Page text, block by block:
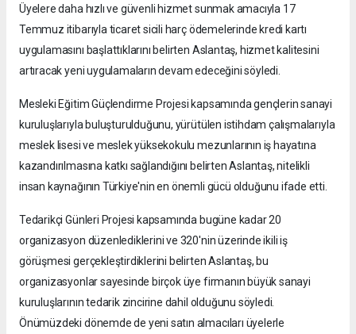
Üyelere daha hızlı ve güvenli hizmet sunmak amacıyla 17
Temmuz itibarıyla ticaret sicili harç ödemelerinde kredi kartı
uygulamasını başlattıklarını belirten Aslantaş, hizmet kalitesini
artıracak yeni uygulamaların devam edeceğini söyledi.
Mesleki Eğitim Güçlendirme Projesi kapsamında gençlerin sanayi
kuruluşlarıyla buluşturulduğunu, yürütülen istihdam çalışmalarıyla
meslek lisesi ve meslek yüksekokulu mezunlarının iş hayatına
kazandırılmasına katkı sağlandığını belirten Aslantaş, nitelikli
insan kaynağının Türkiye'nin en önemli gücü olduğunu ifade etti.
Tedarikçi Günleri Projesi kapsamında bugüne kadar 20
organizasyon düzenlediklerini ve 320'nin üzerinde ikili iş
görüşmesi gerçekleştirdiklerini belirten Aslantaş, bu
organizasyonlar sayesinde birçok üye firmanın büyük sanayi
kuruluşlarının tedarik zincirine dahil olduğunu söyledi.
Önümüzdeki dönemde de yeni satın almacıları üyelerle